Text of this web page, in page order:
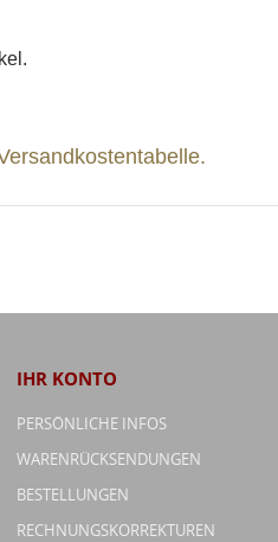
IHR KONTO
PERSÖNLICHE INFOS
WARENRÜCKSENDUNGEN
BESTELLUNGEN
RECHNUNGSKORREKTUREN